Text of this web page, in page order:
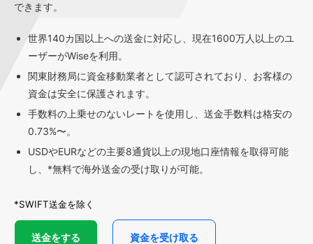
できます。
世界140カ国以上への送金に対応し、現在1600万人以上のユ
ーザーがWiseを利用。
関東財務局に資金移動業者として認可されており、お客様の
資金は安全に保護されます。
手数料の上乗せのないレートを使用し、送金手数料は格安の
0.73%〜。
USDやEURなどの主要8通貨以上の現地口座情報を取得可能
し、*無料で海外送金の受け取りが可能。
*SWIFT送金を除く
送金をする 資金を受け取る